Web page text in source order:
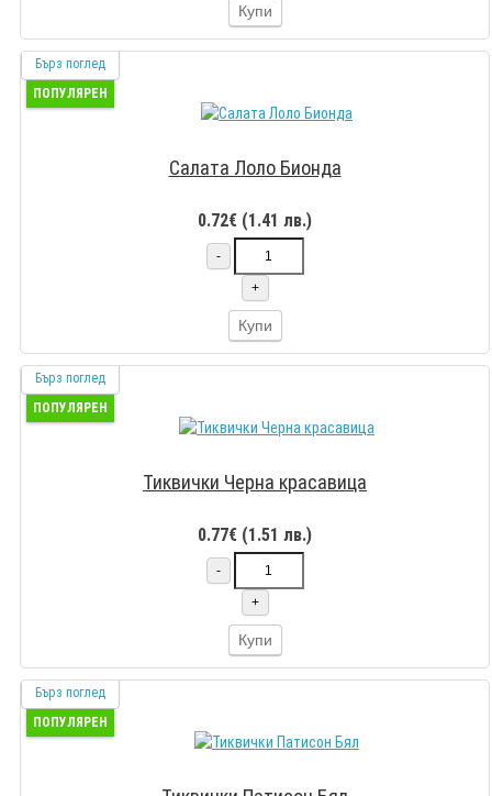
Купи
Бърз поглед
ПОПУЛЯРЕН
Салата Лоло Бионда
0.72€ (1.41 лв.)
-
+
Купи
Бърз поглед
ПОПУЛЯРЕН
Тиквички Черна красавица
0.77€ (1.51 лв.)
-
+
Купи
Бърз поглед
ПОПУЛЯРЕН